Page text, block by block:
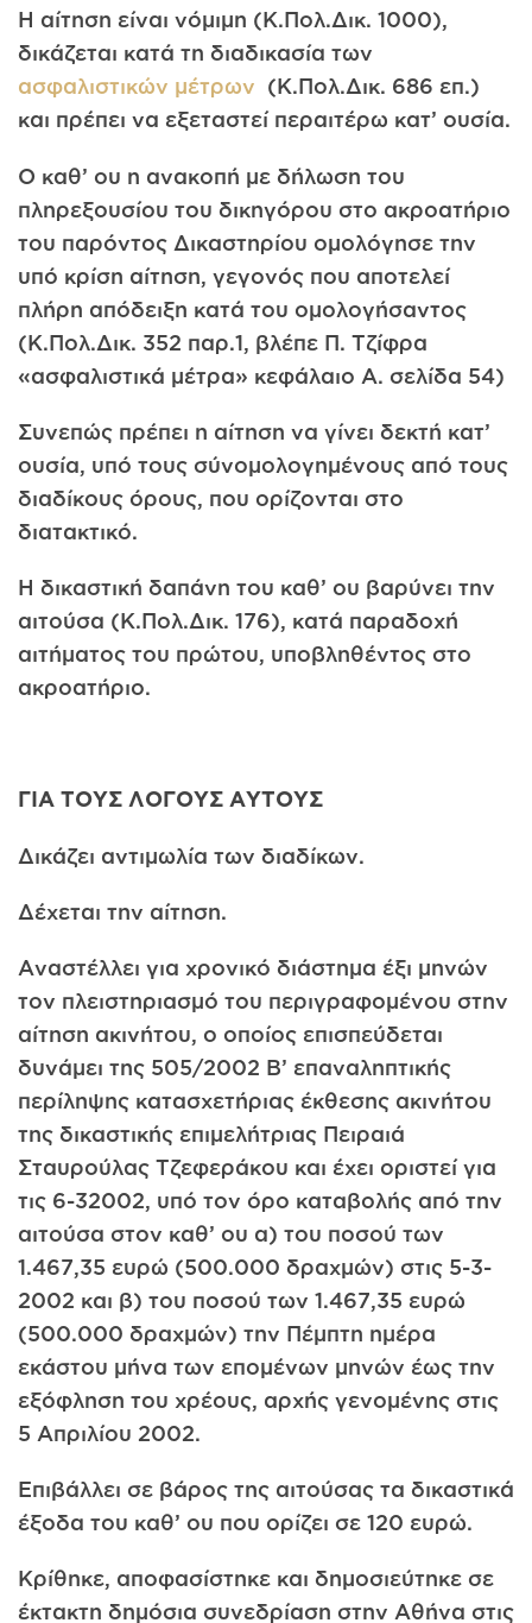
Η αίτηση είναι νόμιμη (Κ.Πολ.Δικ. 1000),
δικάζεται κατά τη διαδικασία των
ασφαλιστικών μέτρων (Κ.Πολ.Δικ. 686 επ.)
και πρέπει να εξεταστεί περαιτέρω κατ’ ουσία.
Ο καθ’ ου η ανακοπή με δήλωση του
πληρεξουσίου του δικηγόρου στο ακροατήριο
του παρόντος Δικαστηρίου ομολόγησε την
υπό κρίση αίτηση, γεγονός που αποτελεί
πλήρη απόδειξη κατά του ομολογήσαντος
(Κ.Πολ.Δικ. 352 παρ.1, βλέπε Π. Τζίφρα
«ασφαλιστικά μέτρα» κεφάλαιο Α. σελίδα 54)
Συνεπώς πρέπει η αίτηση να γίνει δεκτή κατ’
ουσία, υπό τους σύνομολογημένους από τους
διαδίκους όρους, που ορίζονται στο
διατακτικό.
Η δικαστική δαπάνη του καθ’ ου βαρύνει την
αιτούσα (Κ.Πολ.Δικ. 176), κατά παραδοχή
αιτήματος του πρώτου, υποβληθέντος στο
ακροατήριο.
ΓΙΑ ΤΟΥΣ ΛΟΓΟΥΣ ΑΥΤΟΥΣ
Δικάζει αντιμωλία των διαδίκων.
Δέχεται την αίτηση.
Αναστέλλει για χρονικό διάστημα έξι μηνών
τον πλειστηριασμό του περιγραφομένου στην
αίτηση ακινήτου, ο οποίος επισπεύδεται
δυνάμει της 505/2002 Β’ επαναληπτικής
περίληψης κατασχετήριας έκθεσης ακινήτου
της δικαστικής επιμελήτριας Πειραιά
Σταυρούλας Τζεφεράκου και έχει οριστεί για
τις 6-3­2002, υπό τον όρο καταβολής από την
αιτούσα στον καθ’ ου α) του ποσού των
1.467,35 ευρώ (500.000 δραχμών) στις 5-3-
2002 και β) του ποσού των 1.467,35 ευρώ
(500.000 δραχμών) την Πέμπτη ημέρα
εκάστου μήνα των επομένων μηνών έως την
εξόφληση του χρέους, αρχής γενομένης στις
5 Απριλίου 2002.
Επιβάλλει σε βάρος της αιτούσας τα δικαστικά
έξοδα του καθ’ ου που ορίζει σε 120 ευρώ.
Κρίθηκε, αποφασίστηκε και δημοσιεύτηκε σε
έκτακτη δημόσια συνεδρίαση στην Αθήνα στις